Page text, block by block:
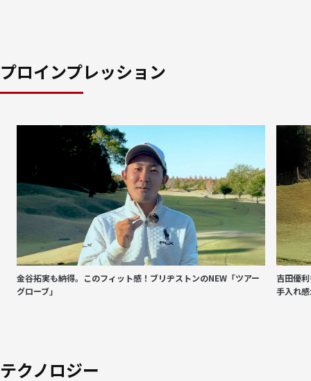
プロインプレッション
金谷拓実も納得。このフィット感！ブリヂストンのNEW「ツアー
グローブ」
吉田優
手入れ
テクノロジー